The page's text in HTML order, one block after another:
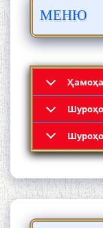
МЕНЮ
МӮЪМИН
Кадамчо